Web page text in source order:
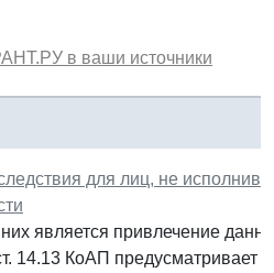
в ваши источники
для лиц, не
является привлечение
14.13 КоАП предусматривает